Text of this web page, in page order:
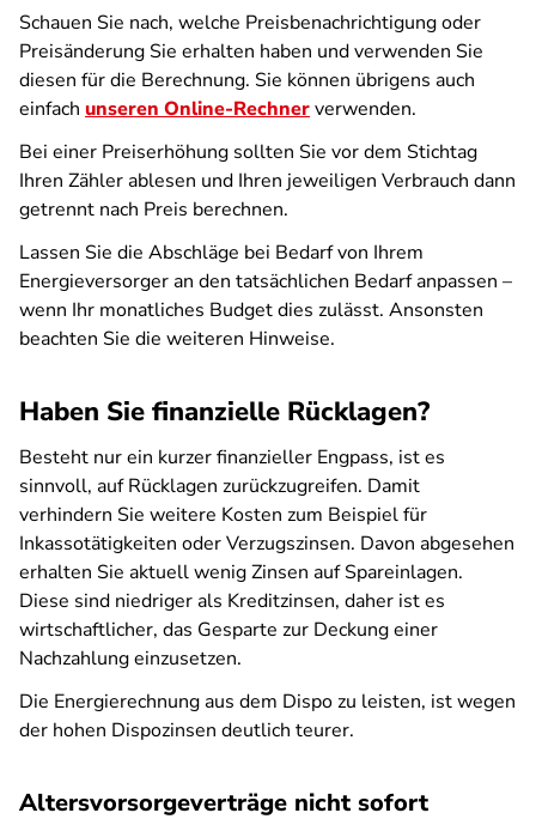
Schauen Sie nach, welche Preisbenachrichtigung oder
Preisänderung Sie erhalten haben und verwenden Sie
diesen für die Berechnung. Sie können übrigens auch
einfach unseren Online-Rechnerverwenden.
Bei einer Preiserhöhung sollten Sie vor dem Stichtag
Ihren Zähler ablesen und Ihren jeweiligen Verbrauch dann
getrennt nach Preis berechnen.
Lassen Sie die Abschläge bei Bedarf von Ihrem
Energieversorger an den tatsächlichen Bedarf anpassen –
wenn Ihr monatliches Budget dies zulässt. Ansonsten
beachten Sie die weiteren Hinweise.
Haben Sie finanzielle Rücklagen?
Besteht nur ein kurzer finanzieller Engpass, ist es
sinnvoll, auf Rücklagen zurückzugreifen. Damit
verhindern Sie weitere Kosten zum Beispiel für
Inkassotätigkeiten oder Verzugszinsen. Davon abgesehen
erhalten Sie aktuell wenig Zinsen auf Spareinlagen.
Diese sind niedriger als Kreditzinsen, daher ist es
wirtschaftlicher, das Gesparte zur Deckung einer
Nachzahlung einzusetzen.
Die Energierechnung aus dem Dispo zu leisten, ist wegen
der hohen Dispozinsen deutlich teurer.
Altersvorsorgeverträge nicht sofort